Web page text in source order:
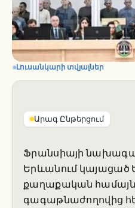
Լուսանկարի տվյալներ
Արագ Ընթերցում
Ֆրանսիայի
Երևանում
քաղաքական
գագաթնաժողովից